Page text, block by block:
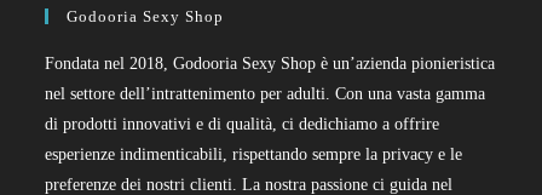
Godooria Sexy Shop
Fondata nel 2018, Godooria Sexy Shop è un’azienda pionieristica
nel settore dell’intrattenimento per adulti. Con una vasta gamma
di prodotti innovativi e di qualità, ci dedichiamo a offrire
esperienze indimenticabili, rispettando sempre la privacy e le
preferenze dei nostri clienti. La nostra passione ci guida nel